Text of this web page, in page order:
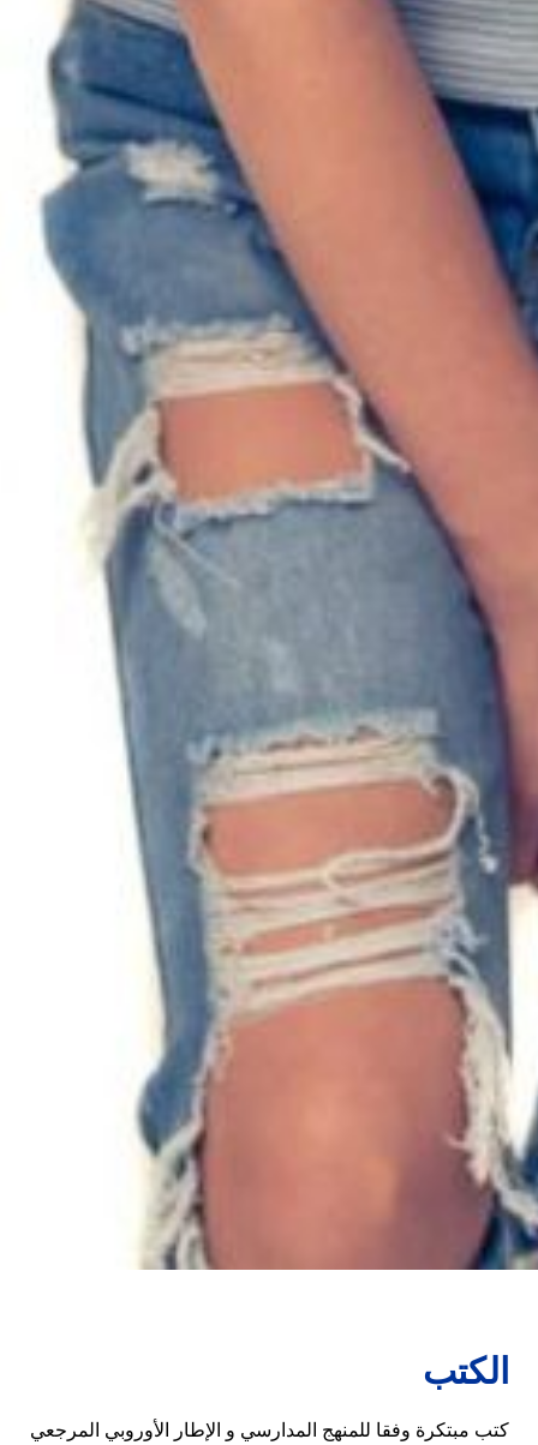
الكتب
كتب مبتكرة وفقا للمنهج المدارسي و الإطار الأوروبي المرجعي